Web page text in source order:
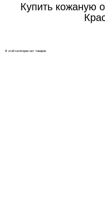
Купить кожаную
В этой категории нет товаров.